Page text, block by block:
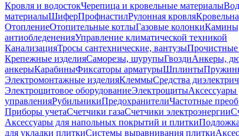
Кровля и водостокЧерепица и кровельные материалы
материалыШиферПрофнастилРулонная кровля
ОтоплениеОтопительные котлыГазовые колонки
антиобледененияУправление климатической техникой
КанализацияТросы сантехнические, вантузы
Крепежные изделияСаморезы, шурупыГвоздиАнкеры,
анкерыКарабиныФиксаторы арматурыШплинты
Электромонтажные изделияКлеммыСредства
Электрощитовое оборудованиеЭлектрощитыАксессуары
управленияРубильникиПредохранителиЧастотные
Приборы учетаСчетчики газаСчетчики электроэнергии
Аксессуары для напольных покрытий и плиткиПодложка
для укладки плиткиСистемы выравнивания плитки